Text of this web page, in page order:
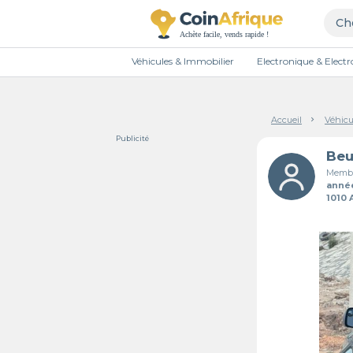
Véhicules & Immobilier Electronique &
Accueil
Publicité
1010